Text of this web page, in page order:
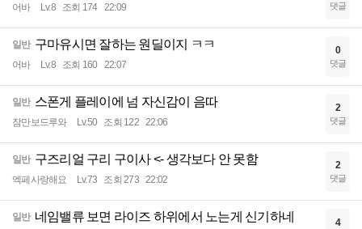
어바 Lv.8 조회 174 22:09 댓글
일반 구마유시면 잘하는 원딜이지 ㅋㅋ
어바 Lv.8 조회 160 22:07
0
댓글
일반 스폰게 플레이에 넘 자신감이 음따
잠만보드루와 Lv.50 조회 122 22:06
2
댓글
일반 구즈리얼 구리 구이사 <- 생각보다 안 못함
엑페사랑해요 Lv.73 조회 273 22:02
2
댓글
일반 네임밸류 보면 라이즈 하위에서 노는게 신기하네 4